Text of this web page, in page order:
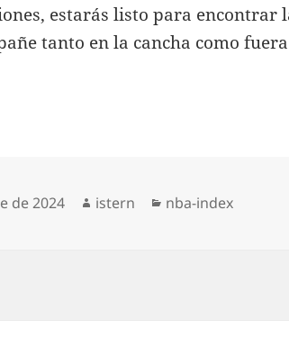
estarás listo para encontrar
tanto en la cancha como
de 2024 Autor
istern Categorías
nba-index